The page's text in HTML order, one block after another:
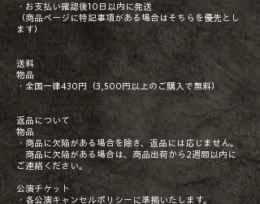
・お支払い確認後10日以内に発送
（商品ページに特記事項がある場合はそちらを優先とし
ます）
送料
物品
・全国一律430円（3,500円以上のご購入で無料）
返品について
物品
・商品に欠陥がある場合を除き、返品には応じません。
商品に欠陥がある場合は、商品出荷から2週間以内に
ご連絡ください。
公演チケット
・各公演キャンセルポリシーに準拠いたします。